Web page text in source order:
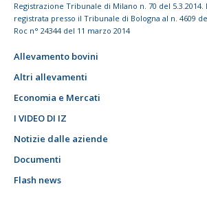
Registrazione Tribunale di Milano n. 70 del
registrata presso il Tribunale di Bologna al n. 4609
Roc n° 24344 del 11 marzo 2014
Allevamento bovini
Altri allevamenti
Economia e Mercati
I VIDEO DI IZ
Notizie dalle aziende
Documenti
Flash news